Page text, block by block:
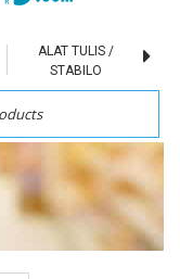
ALAT TULIS /
STABILO